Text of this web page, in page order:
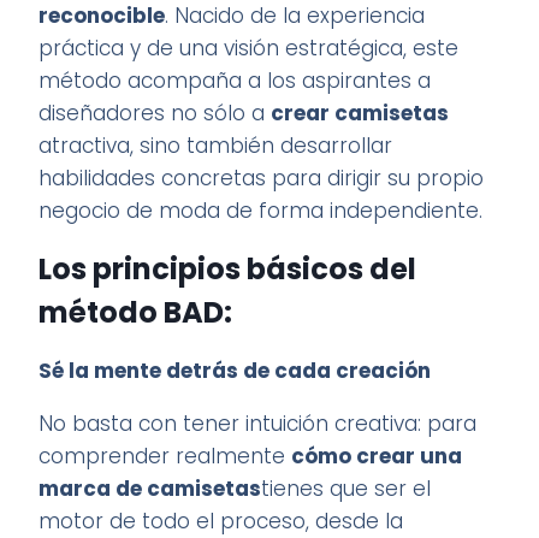
reconocible. Nacido de la experiencia
práctica y de una visión estratégica, este
método acompaña a los aspirantes a
diseñadores no sólo a crear camisetas
atractiva, sino también desarrollar
habilidades concretas para dirigir su propio
negocio de moda de forma independiente.
Los principios básicos del
método BAD:
Sé la mente detrás de cada creación
No basta con tener intuición creativa: para
comprender realmente cómo crear una
marca de camisetastienes que ser el
motor de todo el proceso, desde la